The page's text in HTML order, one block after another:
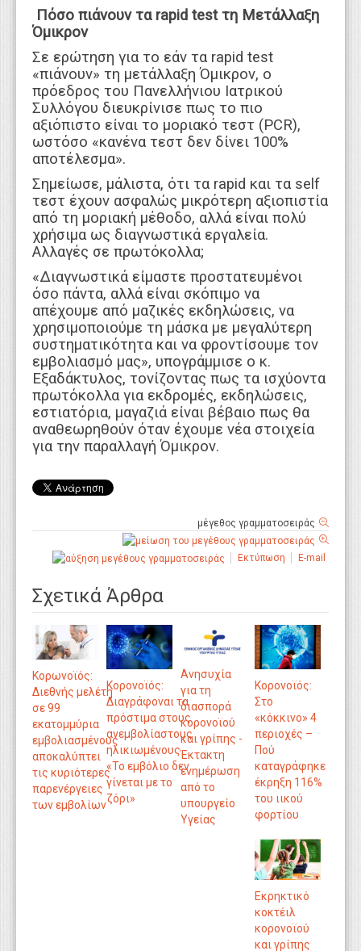
Πόσο πιάνουν τα rapid test τη Μετάλλαξη
Όμικρον
Σε ερώτηση για το εάν τα rapid test
«πιάνουν» τη μετάλλαξη Όμικρον, ο
πρόεδρος του Πανελλήνιου Ιατρικού
Συλλόγου διευκρίνισε πως το πιο
αξιόπιστο είναι το μοριακό τεστ (PCR),
ωστόσο «κανένα τεστ δεν δίνει 100%
αποτέλεσμα».
Σημείωσε, μάλιστα, ότι τα rapid και τα self
τεστ έχουν ασφαλώς μικρότερη αξιοπιστία
από τη μοριακή μέθοδο, αλλά είναι πολύ
χρήσιμα ως διαγνωστικά εργαλεία.
Αλλαγές σε πρωτόκολλα;
«Διαγνωστικά είμαστε προστατευμένοι
όσο πάντα, αλλά είναι σκόπιμο να
απέχουμε από μαζικές εκδηλώσεις, να
χρησιμοποιούμε τη μάσκα με μεγαλύτερη
συστηματικότητα και να φροντίσουμε τον
εμβολιασμό μας», υπογράμμισε ο κ.
Εξαδάκτυλος, τονίζοντας πως τα ισχύοντα
πρωτόκολλα για εκδρομές, εκδηλώσεις,
εστιατόρια, μαγαζιά είναι βέβαιο πως θα
αναθεωρηθούν όταν έχουμε νέα στοιχεία
για την παραλλαγή Όμικρον.
μέγεθος γραμματοσειράς
Εκτύπωση E-mail
Σχετικά Άρθρα
Κορωνοϊός:
Διεθνής μελέτη
σε 99
εκατομμύρια
εμβολιασμένους
αποκαλύπτει
τις κυριότερες
παρενέργειες
των εμβολίων
Κορονοϊός:
Διαγράφοναι τα
πρόστιμα στους
ανεμβολίαστους
ηλικιωμένους -
«Το εμβόλιο δεν
γίνεται με το
ζόρι»
Ανησυχία
για τη
διασπορά
κορονοϊού
και γρίπης -
Έκτακτη
ενημέρωση
από το
υπουργείο
Υγείας
Κορονοϊός:
Στο
«κόκκινο» 4
περιοχές –
Πού
καταγράφηκε
έκρηξη 116%
του ιικού
φορτίου
Εκρηκτικό
κοκτέιλ
κορονοϊού
και γρίπης